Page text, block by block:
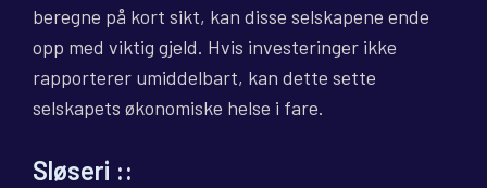
beregne på kort sikt, kan disse selskapene ende
opp med viktig gjeld. Hvis investeringer ikke
rapporterer umiddelbart, kan dette sette
selskapets økonomiske helse i fare.
Sløseri ::